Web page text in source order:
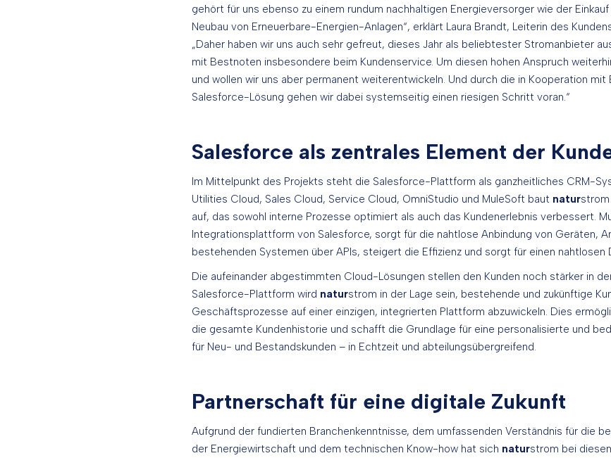
gehört für uns ebenso zu einem rundum nachhaltigen Energieversorger wie der
Neubau von Erneuerbare-Energien-Anlagen“, erklärt Laura Brandt, Leiterin des
„Daher haben wir uns auch sehr gefreut, dieses Jahr als beliebtester Stromanbieter
mit Bestnoten insbesondere beim Kundenservice. Um diesen hohen Anspruch
und wollen wir uns aber permanent weiterentwickeln. Und durch die in Kooperation
Salesforce-Lösung gehen wir dabei systemseitig einen riesigen Schritt voran.“
Salesforce als zentrales Element der
Im Mittelpunkt des Projekts steht die Salesforce-Plattform als ganzheitliches CRM-
Utilities Cloud, Sales Cloud, Service Cloud, OmniStudio und MuleSoft baut natur
auf, das sowohl interne Prozesse optimiert als auch das Kundenerlebnis verbessert.
Integrationsplattform von Salesforce, sorgt für die nahtlose Anbindung von Geräten,
bestehenden Systemen über APIs, steigert die Effizienz und sorgt für einen nahtlosen
Die aufeinander abgestimmten Cloud-Lösungen stellen den Kunden noch stärker in
Salesforce-Plattform wird naturstrom in der Lage sein, bestehende und zukünftige
Geschäftsprozesse auf einer einzigen, integrierten Plattform abzuwickeln. Dies
die gesamte Kundenhistorie und schafft die Grundlage für eine personalisierte und
für Neu- und Bestandskunden – in Echtzeit und abteilungsübergreifend.
Partnerschaft für eine digitale Zukunft
Aufgrund der fundierten Branchenkenntnisse, dem umfassenden Verständnis für die
der Energiewirtschaft und dem technischen Know-how hat sich naturstrom bei